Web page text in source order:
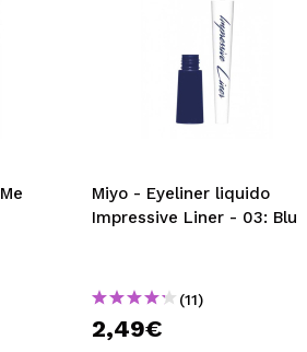
Miyo - Eyeliner liquido
Impressive Liner - 03: Blu
(11)
2,49€